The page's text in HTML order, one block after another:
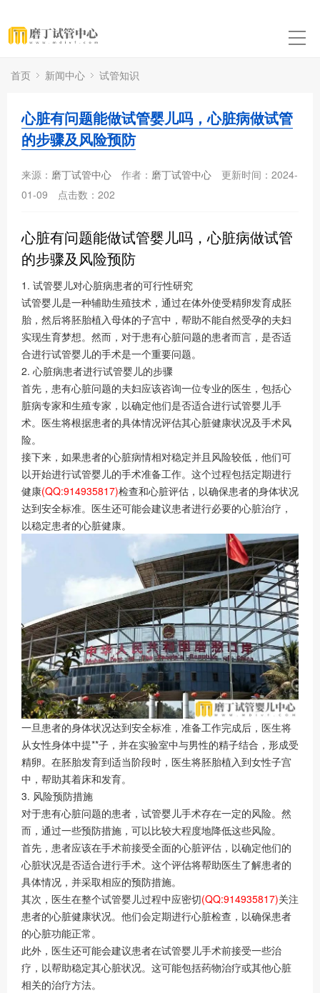
首页 新闻中心 试管知识
心脏有问题能做试管婴儿吗，心脏病做试管
的步骤及风险预防
来源： 磨丁试管中心 作者： 磨丁试管中心
更新时间：2024-
01-09
点击数： 202
心脏有问题能做试管婴儿吗，心脏病做试管
的步骤及风险预防
1. 试管婴儿对心脏病患者的可行性研究
试管婴儿是一种辅助生殖技术，通过在体外使受精卵发育成胚
胎，然后将胚胎植入母体的子宫中，帮助不能自然受孕的夫妇
实现生育梦想。然而，对于患有心脏问题的患者而言，是否适
合进行试管婴儿的手术是一个重要问题。
2. 心脏病患者进行试管婴儿的步骤
首先，患有心脏问题的夫妇应该咨询一位专业的医生，包括心
脏病专家和生殖专家，以确定他们是否适合进行试管婴儿手
术。医生将根据患者的具体情况评估其心脏健康状况及手术风
险。
接下来，如果患者的心脏病情相对稳定并且风险较低，他们可
以开始进行试管婴儿的手术准备工作。这个过程包括定期进行
健康(QQ:914935817)检查和心脏评估，以确保患者的身体状况
达到安全标准。医生还可能会建议患者进行必要的心脏治疗，
以稳定患者的心脏健康。
一旦患者的身体状况达到安全标准，准备工作完成后，医生将
从女性身体中提**子，并在实验室中与男性的精子结合，形成受
精卵。在胚胎发育到适当阶段时，医生将胚胎植入到女性子宫
中，帮助其着床和发育。
3. 风险预防措施
对于患有心脏问题的患者，试管婴儿手术存在一定的风险。然
而，通过一些预防措施，可以比较大程度地降低这些风险。
首先，患者应该在手术前接受全面的心脏评估，以确定他们的
心脏状况是否适合进行手术。这个评估将帮助医生了解患者的
具体情况，并采取相应的预防措施。
其次，医生在整个试管婴儿过程中应密切(QQ:914935817)关注
患者的心脏健康状况。他们会定期进行心脏检查，以确保患者
的心脏功能正常。
此外，医生还可能会建议患者在试管婴儿手术前接受一些治
疗，以帮助稳定其心脏状况。这可能包括药物治疗或其他心脏
相关的治疗方法。